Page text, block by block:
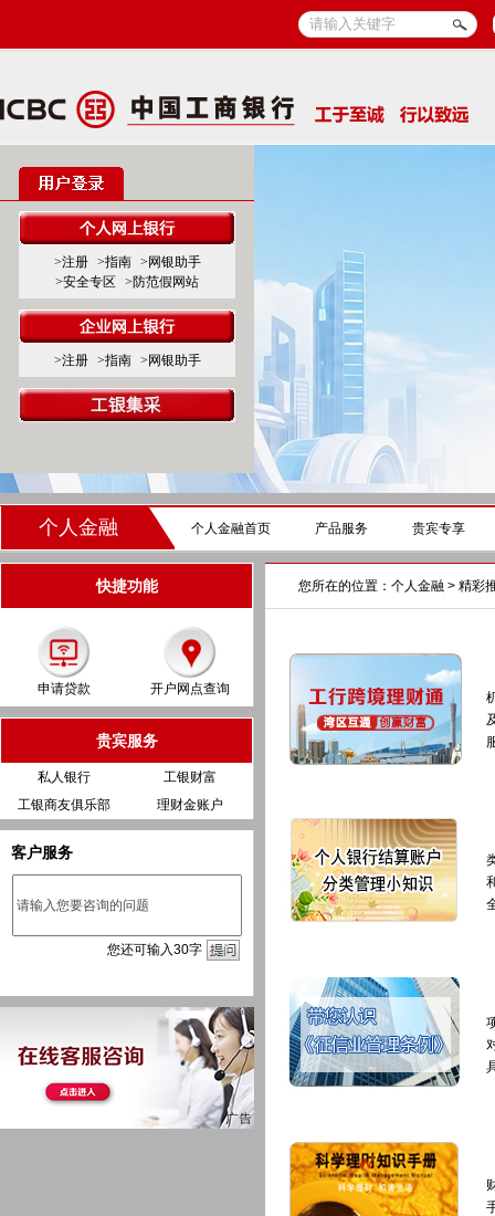
>注册 >指南
>网银助手
>安全专区
>防范假网站
>注册 >指南 >网银助手
个人金融 个人金融首页 产品服务 贵宾专享
快捷功能
申请贷款 开户网点查询
贵宾服务
私人银行
工银财富
工银商友俱乐部
理财金账户
客户服务
您还可输入30字
您所在的位置： 个人金融 > 精彩